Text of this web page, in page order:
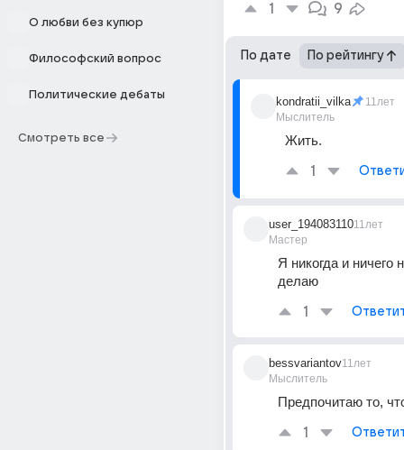
О любви без купюр
Философский вопрос
Политические дебаты
Смотреть все
1 9
По дате По рейтингу
kondratii_vilka
Мыслитель
11лет
Жить.
1
user_194083110
Мастер
11лет
Я никогда и ничего
делаю
1
bessvariantov
Мыслитель
11лет
Предпочитаю то,
1